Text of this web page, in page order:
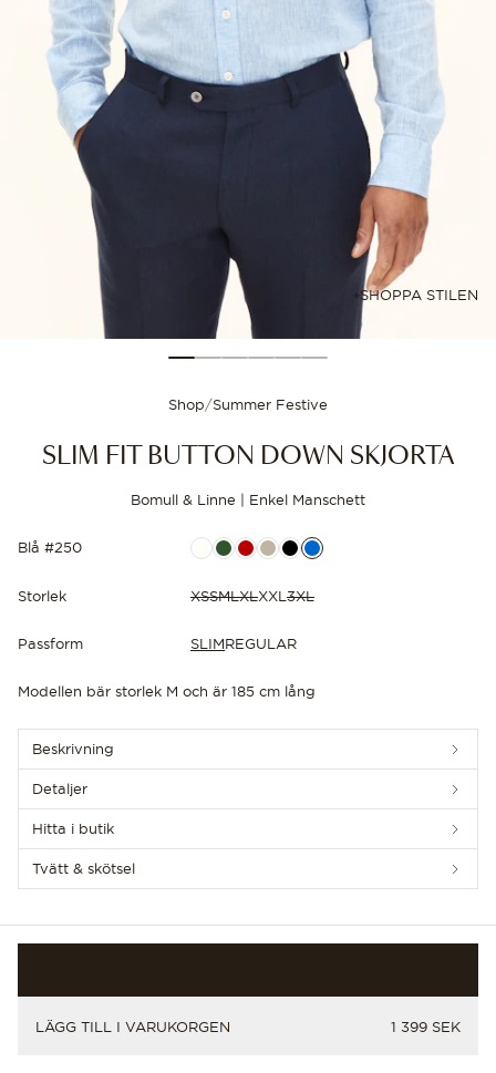
Välj din storlek för
Storleksguide
SHOPPA STILEN
Shop/Summer Festive
SLIM FIT BUTTON DOWN SKJORTA
Bomull & Linne | Enkel Manschett
Blå #250
Storlek XSSMLXLXXL 3XL
Passform SLIMREGULAR
Modellen bär storlek M och är 185 cm lång
Beskrivning
Detaljer
Hitta i butik
Tvätt & skötsel
LÄGG TILL I VARUKORGEN PRIS
1 399 SEK